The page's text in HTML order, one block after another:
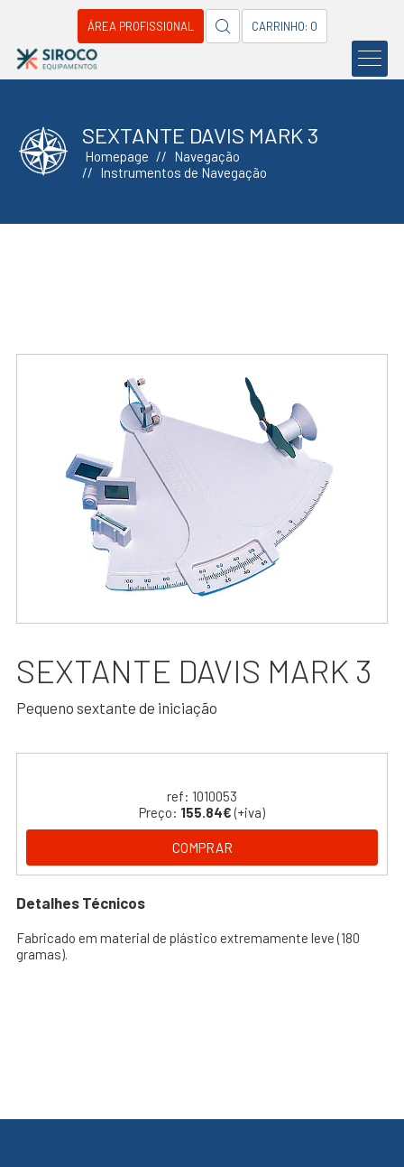
ÁREA PROFISSIONAL CARRINHO: 0
SEXTANTE DAVIS MARK 3
Homepage
Navegação
Instrumentos de Navegação
SEXTANTE DAVIS MARK 3
Pequeno sextante de iniciação
ref: 1010053
Preço: 155.84€ (+iva)
COMPRAR
Detalhes Técnicos
Fabricado em material de plástico extremamente leve (180
gramas).